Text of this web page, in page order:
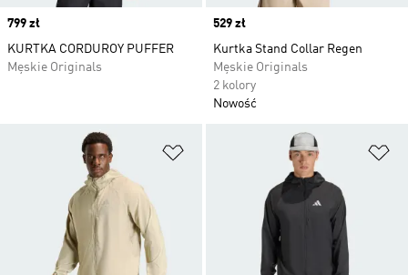
Price
799 zł
KURTKA CORDUROY PUFFER
Męskie Originals
Price
529 zł
Kurtka Stand Collar Regen
Męskie Originals
2 kolory
Nowość
Dodaj do listy życzeń